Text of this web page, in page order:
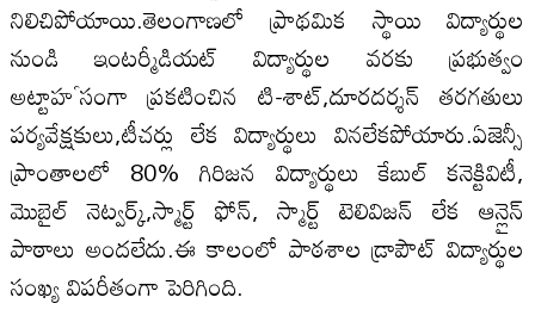
నిలిచిపోయాయి.తెలంగాణలో ప్రాథమిక స్థాయి విద్యార్థుల
నుండి ఇంటర్మీడియట్ విద్యార్థుల వరకు ప్రభుత్వం
అట్టాహౕసంగా ప్రకటించిన టి-శాట్,దూరదర్శన్ తరగతులు
పర్యవేక్షకులు,టీచర్లు లేక విద్యార్థులు వినలేకపోయారు.ఏజెన్సీ
ప్రాంతాలలో 80% గిరిజన విద్యార్థులు కేబుల్ కనెక్టివిటీ,
మొబైల్ నెట్వర్క్,స్మార్ట్ ఫోన్, స్మార్ట్ టెలివిజన్ లేక ఆన్లైన్
పాఠాలు అందలేదు.ఈ కాలంలో పాఠశాల డ్రాపౌట్ విద్యార్థుల
సంఖ్య విపరీతంగా పెరిగింది.